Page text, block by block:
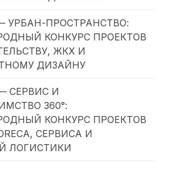
— УРБАН-ПРОСТРАНСТВО:
КОНКУРС ПРОЕКТОВ
ЖКХ И
ДИЗАЙНУ
СЕРВИС И
360°:
КОНКУРС ПРОЕКТОВ
СЕРВИСА И
ЛОГИСТИКИ